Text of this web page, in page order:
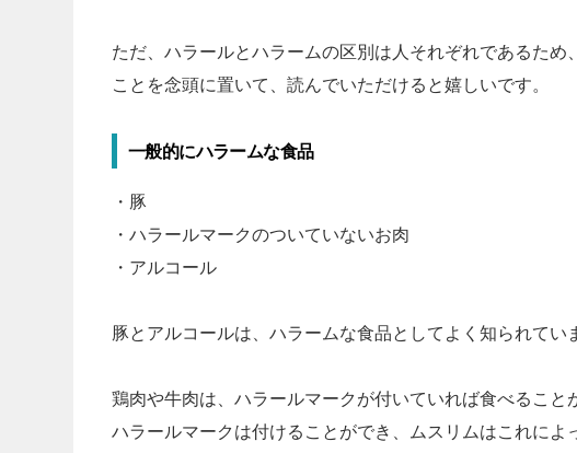
ただ、ハラールとハラームの区別は人それぞれであるた
ことを念頭に置いて、読んでいただけると嬉しいです。
一般的にハラームな食品
・豚
・ハラールマークのついていないお肉
・アルコール
豚とアルコールは、ハラームな食品としてよく知られてい
鶏肉や牛肉は、ハラールマークが付いていれば食べるこ
ハラールマークは付けることができ、ムスリムはこれによ